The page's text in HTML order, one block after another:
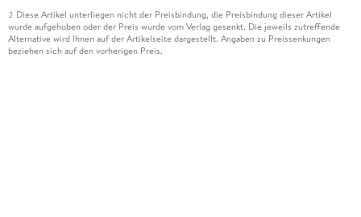
2 Diese Artikel unterliegen nicht der Preisbindung, die Preisbindung dieser Artikel
wurde aufgehoben oder der Preis wurde vom Verlag gesenkt. Die jeweils zutreffende
Alternative wird Ihnen auf der Artikelseite dargestellt. Angaben zu Preissenkungen
beziehen sich auf den vorherigen Preis.